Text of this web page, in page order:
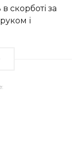
скорботі за
і